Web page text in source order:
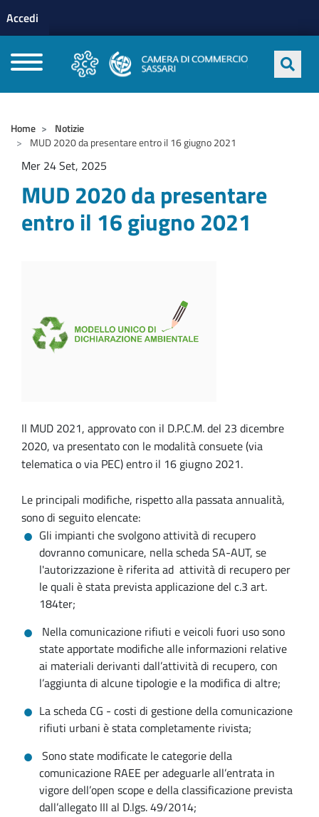
profilo utente
Accedi
Home
Notizie
MUD 2020 da presentare entro il 16 giugno 2021
Mer 24 Set, 2025
MUD 2020 da presentare
entro il 16 giugno 2021
Il MUD 2021, approvato con il D.P.C.M. del 23 dicembre
2020, va presentato con le modalità consuete (via
telematica o via PEC) entro il 16 giugno 2021.
Le principali modifiche, rispetto alla passata annualità,
sono di seguito elencate:
Gli impianti che svolgono attività di recupero
dovranno comunicare, nella scheda SA-AUT, se
l'autorizzazione è riferita ad attività di recupero per
le quali è stata prevista applicazione del c.3 art.
184ter;
Nella comunicazione rifiuti e veicoli fuori uso sono
state apportate modifiche alle informazioni relative
ai materiali derivanti dall’attività di recupero, con
l’aggiunta di alcune tipologie e la modifica di altre;
La scheda CG - costi di gestione della comunicazione
rifiuti urbani è stata completamente rivista;
Sono state modificate le categorie della
comunicazione RAEE per adeguarle all’entrata in
vigore dell’open scope e della classificazione prevista
dall’allegato III al D.lgs. 49/2014;